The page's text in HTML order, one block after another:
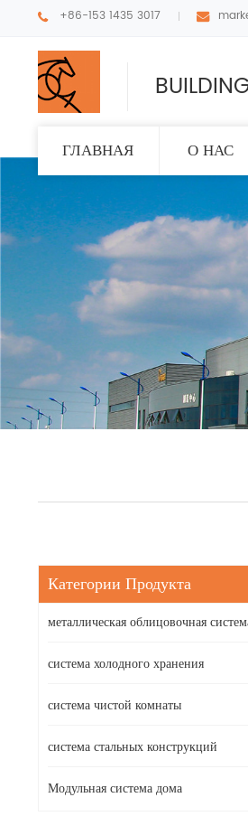
+86-153 1435 3017
ГЛАВНАЯ О НАС
Категории Продукта
металлическая облицовочная
система холодного хранения
система чистой комнаты
система стальных конструкций
Модульная система дома